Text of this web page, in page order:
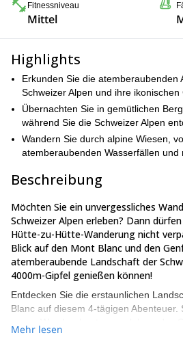
Fitnessniveau
Mittel
Highlights
Erkunden Sie die atemberaubenden
Schweizer Alpen und ihre ikonischen
Übernachten Sie in gemütlichen
während Sie die Schweizer Alpen
Wandern Sie durch alpine Wiesen,
atemberaubenden Wasserfällen und
Beschreibung
Möchten Sie ein unvergessliches
Schweizer Alpen erleben? Dann
Hütte-zu-Hütte-Wanderung nicht
Blick auf den Mont Blanc und den
atemberaubende Landschaft der
4000m-Gipfel genießen können!
Entdecken Sie die erstaunlichen
Blanc auf diesem 4-tägigen Abenteuer.
Wiesen vorbeiführt, mit dem Mont
Mehr lesen